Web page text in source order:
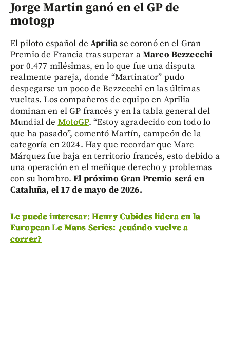
Jorge Martin ganó en el GP de
motogp
El piloto español de Apriliase coronó en el Gran
Premio de Francia tras superar aMarco Bezzecchi
por 0.477 milésimas, en lo que fue una disputa
realmente pareja, donde “Martinator” pudo
despegarse un poco de Bezzecchi en las últimas
vueltas. Los compañeros de equipo en Aprilia
dominan en el GP francés y en la tabla general del
Mundial de MotoGP. “Estoy agradecido con todo lo
que ha pasado”, comentó Martín, campeón de la
categoría en 2024. Hay que recordar que Marc
Márquez fue baja en territorio francés, esto debido a
una operación en el meñique derecho y problemas
con su hombro. El próximo Gran Premio será en
Cataluña, el 17 de mayo de 2026.
Le puede interesar: Henry Cubides lidera en la
European Le Mans Series: ¿cuándo vuelve a
correr?